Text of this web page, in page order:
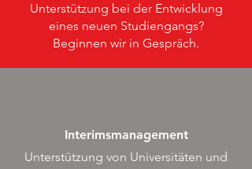
Unterstützung bei der Entwicklung
eines neuen Studiengangs?
Beginnen wir in Gespräch.
Interimsmanagement
Unterstützung von Universitäten und